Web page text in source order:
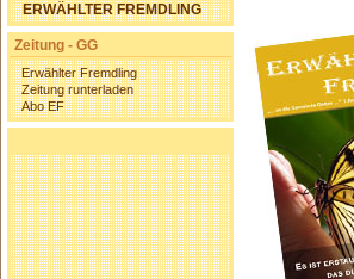
ERWÄHLTER FREMDLING
Zeitung - GG
Erwählter Fremdling
Zeitung runterladen
Abo EF